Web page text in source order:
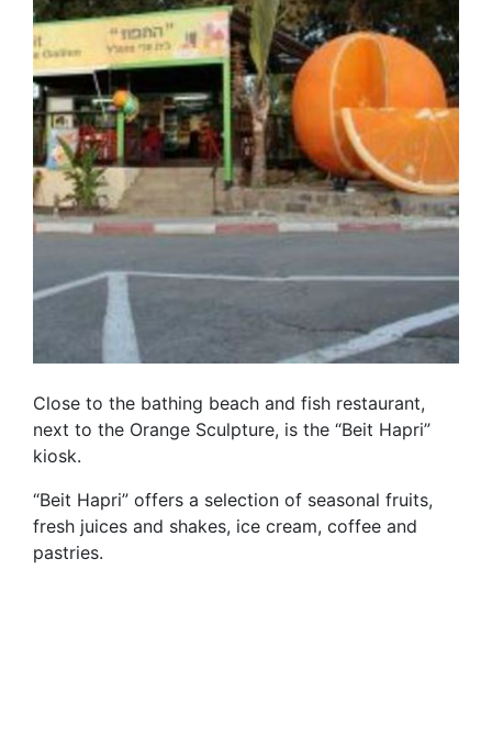
Close to the bathing beach and fish restaurant,
next to the Orange Sculpture, is the “Beit Hapri”
kiosk.
“Beit Hapri” offers a selection of seasonal fruits,
fresh juices and shakes, ice cream, coffee and
pastries.